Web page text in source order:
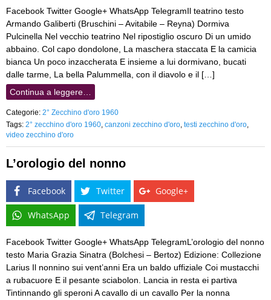
Facebook Twitter Google+ WhatsApp TelegramIl teatrino testo
Armando Galiberti (Bruschini – Avitabile – Reyna) Dormiva
Pulcinella Nel vecchio teatrino Nel ripostiglio oscuro Di un umido
abbaino. Col capo dondolone, La maschera staccata E la camicia
bianca Un poco inzaccherata E insieme a lui dormivano, bucati
dalle tarme, La bella Palummella, con il diavolo e il […]
Continua a leggere…
Categorie: 2° Zecchino d'oro 1960
Tags: 2° zecchino d'oro 1960 canzoni zecchino d'oro testi zecchino d'oro
video zecchino d'oro
L’orologio del nonno
Facebook Twitter Google+
WhatsApp Telegram
Facebook Twitter Google+ WhatsApp TelegramL’orologio del nonno
testo Maria Grazia Sinatra (Bolchesi – Bertoz) Edizione: Collezione
Larius Il nonnino sui vent’anni Era un baldo uffiziale Coi mustacchi
a rubacuore E il pesante sciabolon. Lancia in resta ei partiva
Tintinnando gli speroni A cavallo di un cavallo Per la nonna